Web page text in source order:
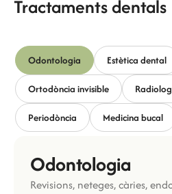
Tractaments dentals
Odontologia Estètica dental
Ortodòncia invisible
Periodòncia Medicina bucal
Odontologia
Revisions, neteges, càries,